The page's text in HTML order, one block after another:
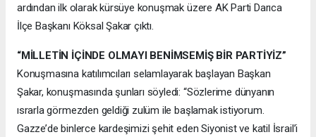
ardından ilk olarak kürsüye konuşmak üzere AK Parti Darıca
İlçe Başkanı Köksal Şakar çıktı.
“MİLLETİN İÇİNDE OLMAYI BENİMSEMİŞ BİR PARTİYİZ”
Konuşmasına katılımcıları selamlayarak başlayan Başkan
Şakar, konuşmasında şunları söyledi: “Sözlerime dünyanın
ısrarla görmezden geldiği zulüm ile başlamak istiyorum.
Gazze’de binlerce kardeşimizi şehit eden Siyonist ve katil İsrail’i